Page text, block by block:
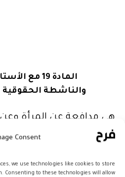
Consent
we use technologies like cookies to store
Consenting to these technologies will allow
المادة 19 مع
والناشطة
هي مدافعة عن المرأة وعن
حقوقها وعن المساواة في
خبيرة في قانون الأسرة
لإصلاح مدونة الأسرة.